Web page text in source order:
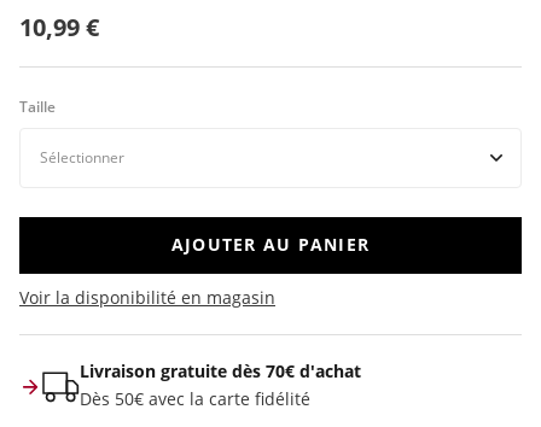
10,99 €
Taille
AJOUTER AU PANIER
Voir la disponibilité en magasin
Livraison gratuite dès 70€ d'achat
Dès 50€ avec la carte fidélité